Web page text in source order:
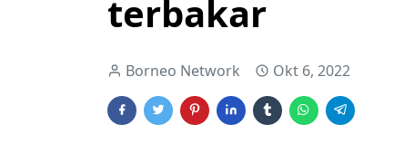
terbakar
Borneo Network Okt 6, 2022